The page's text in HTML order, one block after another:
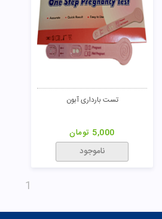
تست بارداری آبون
5,000 تومان
ناموجود
1